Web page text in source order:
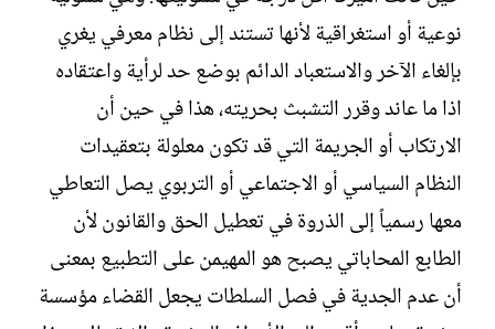
نوعية أو استغراقية لأنها تستند إلى نظام معرفي يغري
بإلغاء الآخر والاستعباد الدائم بوضع حد لرأية واعتقاده
اذا ما عاند وقرر التشبث بحريته، هذا في حين أن
الارتكاب أو الجريمة التي قد تكون معلولة بتعقيدات
النظام السياسي أو الاجتماعي أو التربوي يصل التعاطي
معها رسمياً إلى الذروة في تعطيل الحق والقانون لأن
الطابع المحاباتي يصبح هو المهيمن على التطبيع بمعنى
أن عدم الجدية في فصل السلطات يجعل القضاء مؤسسة